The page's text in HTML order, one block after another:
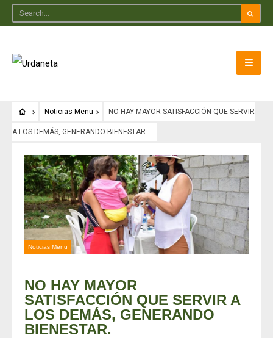
Noticias Menu NO HAY MAYOR SATISFACCIÓN QUE SERVIR
A LOS DEMÁS, GENERANDO BIENESTAR.
Noticias Menu
NO HAY MAYOR
SATISFACCIÓN QUE SERVIR A
LOS DEMÁS, GENERANDO
BIENESTAR.